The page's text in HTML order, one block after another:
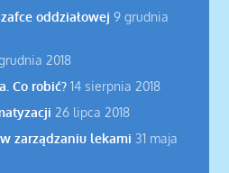
oddziałowej 9 grudnia
2018
Co robić? 14 sierpnia 2018
26 lipca 2018
zarządzaniu lekami 31 maja